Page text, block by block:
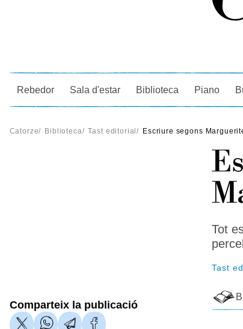
Rebedor Sala d'estar Biblioteca Piano
Catorze/ Biblioteca/ Tast editorial/ Escriure segons
Tot
Tast
Comparteix la publicació